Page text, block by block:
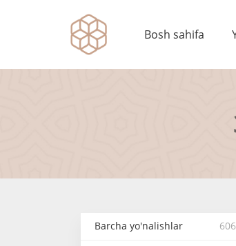
Bosh sahifa
Barcha yo'nalishlar 606